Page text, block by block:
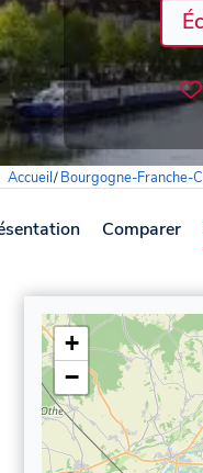
Accueil/Bourgogne-Franche-
Comparer
+
−